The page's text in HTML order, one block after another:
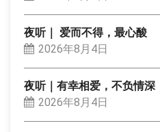
夜听｜ 爱而不得，最心酸
2026年8月4日
夜听｜有幸相爱，不负情深
2026年8月4日